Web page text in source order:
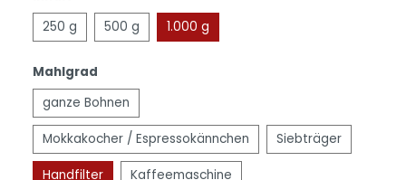
250 g
500 g 1.000 g
Mahlgrad
ganze Bohnen
Mokkakocher / Espressokännchen Siebträger
Handfilter Kaffeemaschine